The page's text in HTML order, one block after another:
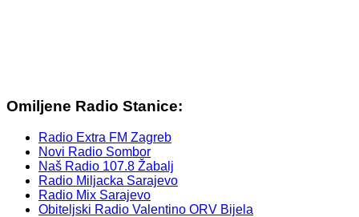
Omiljene Radio Stanice:
Radio Extra FM Zagreb
Novi Radio Sombor
Naš Radio 107.8 Žabalj
Radio Miljacka Sarajevo
Radio Mix Sarajevo
Obiteljski Radio Valentino ORV Bijela